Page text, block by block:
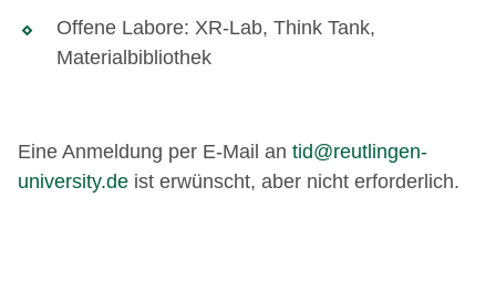
Offene Labore: XR-Lab, Think Tank,
Materialbibliothek
Eine Anmeldung per E-Mail an tid@reutlingen-
university.de ist erwünscht, aber nicht erforderlich.